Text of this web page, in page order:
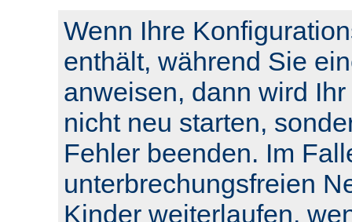
Wenn Ihre
enthält, während Sie
anweisen, dann wird
nicht neu starten,
Fehler beenden. Im
unterbrechungsfreien
Kinder weiterlaufen,